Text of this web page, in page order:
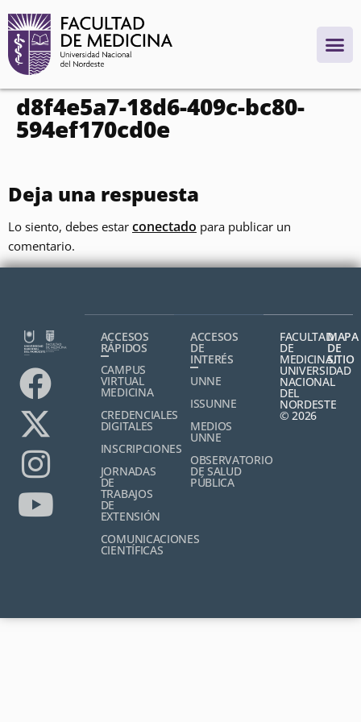
contenido
d8f4e5a7-18d6-409c-bc80-
594ef170cd0e
Deja una respuesta
Lo siento, debes estar conectado para publicar un
comentario.
ACCESOS
RÁPIDOS
CAMPUS
VIRTUAL
MEDICINA
CREDENCIALES
DIGITALES
INSCRIPCIONES
JORNADAS
DE
TRABAJOS
DE
EXTENSIÓN
COMUNICACIONES
CIENTÍFICAS
ACCESOS
DE
INTERÉS
UNNE
ISSUNNE
MEDIOS
UNNE
OBSERVATORIO
DE SALUD
PÚBLICA
FACULTAD
DE
MEDICINA,
UNIVERSIDAD
NACIONAL
DEL
NORDESTE
© 2026
MAPA
DE
SITIO